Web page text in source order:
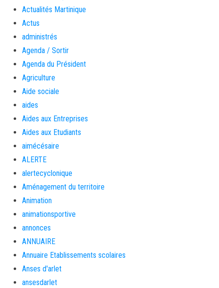
Actualités Martinique
Actus
administrés
Agenda / Sortir
Agenda du Président
Agriculture
Aide sociale
aides
Aides aux Entreprises
Aides aux Etudiants
aimécésaire
ALERTE
alertecyclonique
Aménagement du territoire
Animation
animationsportive
annonces
ANNUAIRE
Annuaire Etablissements scolaires
Anses d'arlet
ansesdarlet